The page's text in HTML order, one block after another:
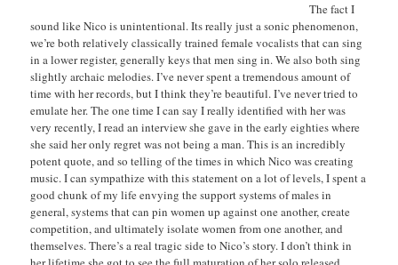
The fact I
sound like Nico is unintentional. Its really just a sonic phenomenon,
we’re both relatively classically trained female vocalists that can sing
in a lower register, generally keys that men sing in. We also both sing
slightly archaic melodies. I’ve never spent a tremendous amount of
time with her records, but I think they’re beautiful. I’ve never tried to
emulate her. The one time I can say I really identified with her was
very recently, I read an interview she gave in the early eighties where
she said her only regret was not being a man. This is an incredibly
potent quote, and so telling of the times in which Nico was creating
music. I can sympathize with this statement on a lot of levels, I spent a
good chunk of my life envying the support systems of males in
general, systems that can pin women up against one another, create
competition, and ultimately isolate women from one another, and
themselves. There’s a real tragic side to Nico’s story. I don’t think in